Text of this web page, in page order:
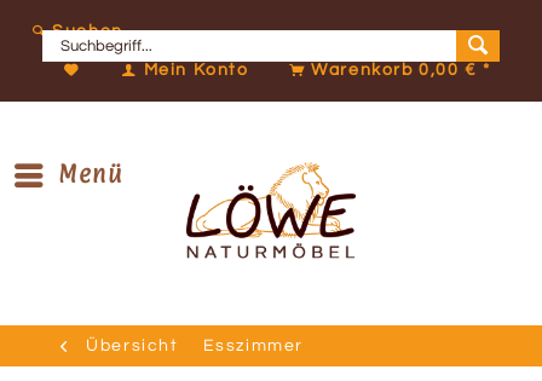
Suchen
Mein Konto Warenkorb0,00 € *
Menü
Übersicht Esszimmer